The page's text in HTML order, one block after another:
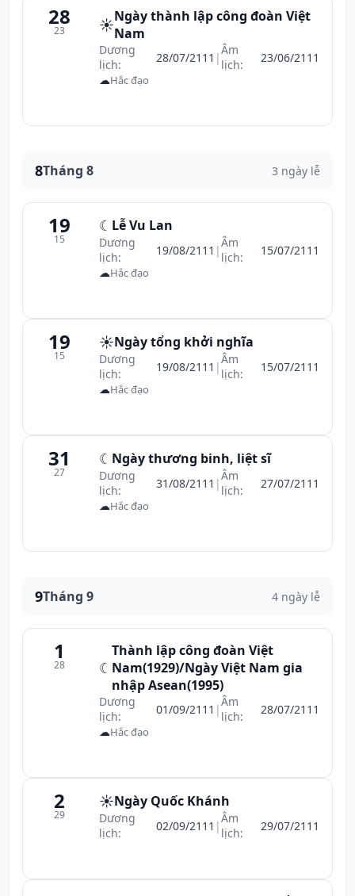
28
23 ☀️Ngày thành lập công đoàn Việt
Nam
Dương
lịch:
28/07/2111 |Âm
lịch:
23/06/2111
☁Hắc đạo
8Tháng 8 3 ngày lễ
19
15
☾ Lễ Vu Lan
Dương
lịch:
19/08/2111 |Âm
lịch:
15/07/2111
☁Hắc đạo
19
15
☀️Ngày tổng khởi nghĩa
Dương
lịch:
19/08/2111 |Âm
lịch:
15/07/2111
☁Hắc đạo
31
27
☾ Ngày thương binh, liệt sĩ
Dương
lịch:
31/08/2111 |Âm
lịch:
27/07/2111
☁Hắc đạo
9Tháng 9 4 ngày lễ
1
28 ☾
Thành lập công đoàn Việt
Nam(1929)/Ngày Việt Nam gia
nhập Asean(1995)
Dương
lịch:
01/09/2111 |Âm
lịch:
28/07/2111
☁Hắc đạo
2
29
☀️Ngày Quốc Khánh
Dương
lịch:
02/09/2111 |Âm
lịch:
29/07/2111